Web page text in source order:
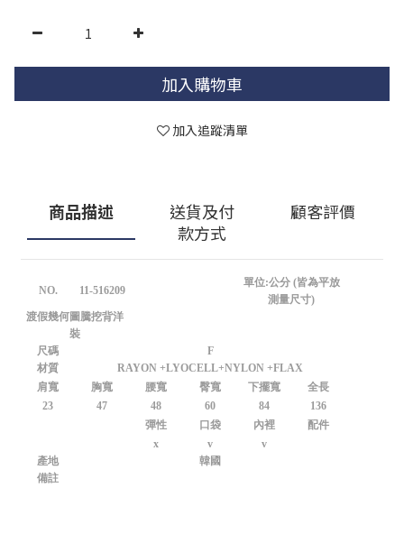
加入購物車
加入追蹤清單
商品描述
送貨及付
款方式
顧客評價
NO. 11-516209
單位:公分 (皆為平放
測量尺寸)
渡假幾何圖騰挖背洋
裝
尺碼
F
材質
RAYON +LYOCELL+NYLON +FLAX
肩寬
胸寬 腰寬 臀寬 下擺寬
全長
23
47 48 60 84
136
彈性
口袋 內裡
配件
x
v
v
產地
韓國
備註